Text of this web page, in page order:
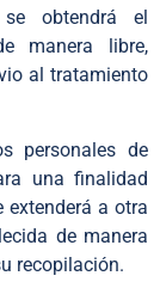
obtendrá el
manera libre,
al tratamiento
personales de
una finalidad
extenderá a otra
de manera
recopilación.